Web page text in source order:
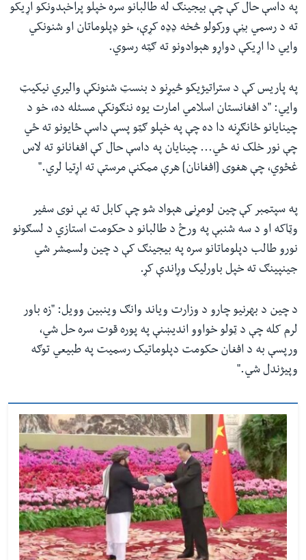
په داسې حال کې چې بیجینګ له طالبانو سره خپلو پراخېدونکو اړیکو
ته د رسمي بڼې ورکولو څخه ډډه کړې، خو ډپلوماتان او شنونکي
وايي دا اړیکې دواړو هېوادونو ته ګټه رسوي.
په پاریس کې د ستراتیژیکو څیړنو د بنسټ شنونکې والیري نیکیټ
وایي: "د افغانستان اسلامي امارت یوه ننګونکې مسئله ده، خو د
چینایانو ځانګړنه دا ده چې په خپلو ګټو پسې داسې ځایونو ته ځي
چې نور خلک نه ځي... چینایان په داسې حال کې افغانانو ته لاس
غځوي، چې هغوی [افغانان] هرې ممکنې مرستې ته اړتیا لري."
په سپتمبر کې چین لومړنی هېواد شو چې کابل ته یې نوی سفیر
وټاکه او د سه شنبې په ورځ د طالبانو د حکومت استازي د لسګونو
نورو طالب دپلوماتانو سره په بیجینګ کې د چین ولسمشر شي
جینپینګ ته خپل باورلیک وړاندې کړ.
د چین د بهرنیو چارو د وزارت ویاند وانګ وینبین وویل: "زه باور
لرم کله چې د ټولو خواوو اندیښنې په پوره قوت سره حل شي،
ورپسې به د افغان حکومت دپلوماتیک رسمیت په طبیعي توګه
وپیژندل شي."